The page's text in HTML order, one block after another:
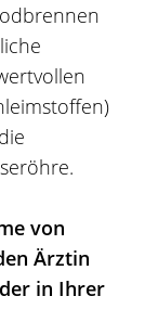
von
Ärztin
in Ihrer